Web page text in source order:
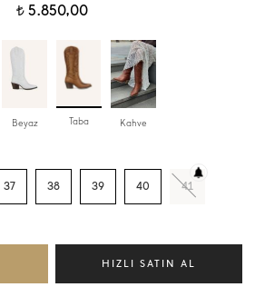
t5.850,00
Beyaz Taba Kahve
37 38 39 40 41